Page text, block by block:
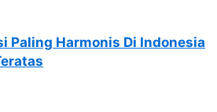
Paling Harmonis Di Indonesia